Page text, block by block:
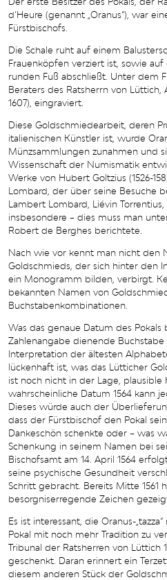
d’Heure (genannt „Oranus“), war
Fürstbischofs.
Die Schale ruht auf einem
Frauenköpfen verziert ist, sowie
runden Fuß abschließt. Unter dem
Beraters des Ratsherrn von
1607), eingraviert.
Diese Goldschmiedearbeit, deren
italienischen Künstler ist, wurde
Münzsammlungen zunahmen und
Wissenschaft der Numismatik
Werke von Hubert Goltzius (1526-
Lombard, der über seine Besuche
Lambert Lombard, Liévin
insbesondere – dies muss man
Robert de Berghes berichtete.
Nach wie vor kennt man nicht den
Goldschmieds, der sich hinter den
ein Monogramm bilden, verbirgt.
bekannten Namen von
Buchstabenkombinationen.
Was das genaue Datum des
Zahlenangabe dienende Buchstabe
Interpretation der ältesten
lückenhaft ist, was das Lütticher
ist noch nicht in der Lage, plausible
wahrscheinliche Datum 1564 kann
Dieses würde auch der
dass der Fürstbischof den Pokal
Dankeschön schenkte oder – was
Schenkung in seinem Namen bei
Bischofsamt am 14. April 1564
seine psychische Gesundheit
Schritt gebracht. Bereits Mitte 1561
besorgniserregende Zeichen
Es ist interessant, die Oranus-
Pokal mit noch mehr Tradition zu
Tribunal der Ratsherren von Lüttich
geschenkt. Daran erinnert ein
diesem anderen Stück der